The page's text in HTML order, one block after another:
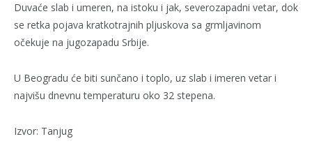
Duvaće slab i umeren, na istoku i jak, severozapadni vetar, dok
se retka pojava kratkotrajnih pljuskova sa grmljavinom
očekuje na jugozapadu Srbije.
U Beogradu će biti sunčano i toplo, uz slab i imeren vetar i
najvišu dnevnu temperaturu oko 32 stepena.
Izvor: Tanjug